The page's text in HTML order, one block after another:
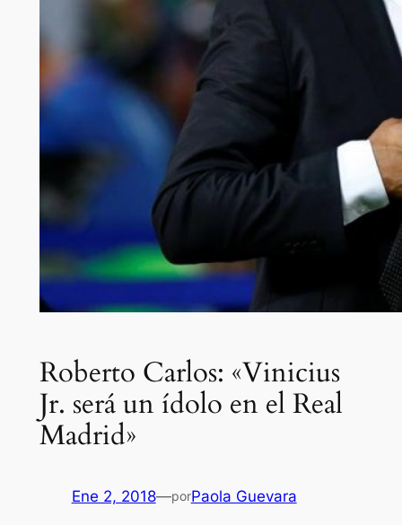
Roberto Carlos: «Vinicius
Jr. será un ídolo en el Real
Madrid»
Ene 2, 2018—porPaola Guevara